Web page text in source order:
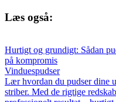
Læs også:
Hurtigt og grundigt: Sådan
på kompromis
Vinduespudser
Lær hvordan du pudser dine
striber. Med de rigtige